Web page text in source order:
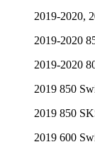
2019-2020,
2019-2020
2019-2020
2019 850
2019 850
2019 600